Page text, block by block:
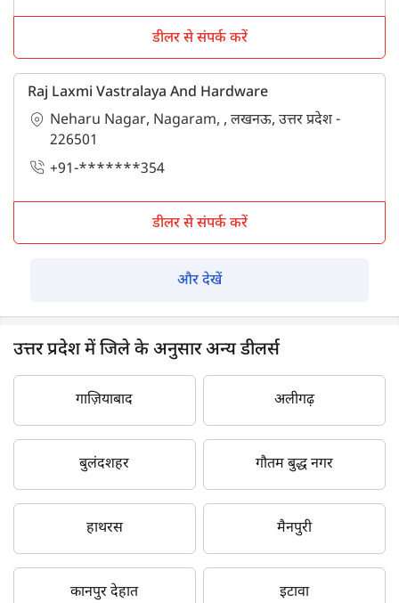
डीलर से संपर्क करें
Raj Laxmi Vastralaya And Hardware
Neharu Nagar, Nagaram, , लखनऊ, उत्तर प्रदेश -
226501
+91-*******354
डीलर से संपर्क करें
और देखें
उत्तर प्रदेश में जिले के अनुसार अन्य डीलर्स
गाज़ियाबाद अलीगढ़
बुलंदशहर गौतम बुद्ध नगर
हाथरस मैनपुरी
कानपुर देहात इटावा